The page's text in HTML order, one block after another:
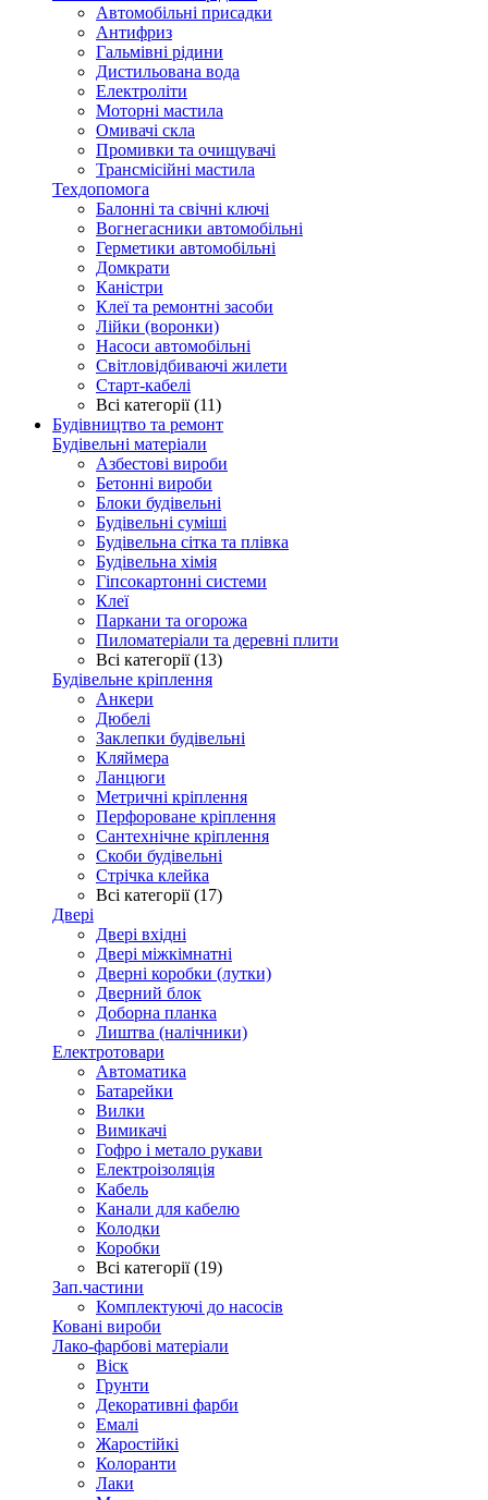
Автомобільні присадки
Антифриз
Гальмівні рідини
Дистильована вода
Електроліти
Моторні мастила
Омивачі скла
Промивки та очищувачі
Трансмісійні мастила
Техдопомога
Балонні та свічні ключі
Вогнегасники автомобільні
Герметики автомобільні
Домкрати
Каністри
Клеї та ремонтні засоби
Лійки (воронки)
Насоси автомобільні
Світловідбиваючі жилети
Старт-кабелі
Всі категорії (11)
Будівництво та ремонт
Будівельні матеріали
Азбестові вироби
Бетонні вироби
Блоки будівельні
Будівельні суміші
Будівельна сітка та плівка
Будівельна хімія
Гіпсокартонні системи
Клеї
Паркани та огорожа
Пиломатеріали та деревні плити
Всі категорії (13)
Будівельне кріплення
Анкери
Дюбелі
Заклепки будівельні
Кляймера
Ланцюги
Метричні кріплення
Перфороване кріплення
Сантехнічне кріплення
Скоби будівельні
Стрічка клейка
Всі категорії (17)
Двері
Двері вхідні
Двері міжкімнатні
Дверні коробки (лутки)
Дверний блок
Доборна планка
Лиштва (налічники)
Електротовари
Автоматика
Батарейки
Вилки
Вимикачі
Гофро і метало рукави
Електроізоляція
Кабель
Канали для кабелю
Колодки
Коробки
Всі категорії (19)
Зап.частини
Комплектуючі до насосів
Ковані вироби
Лако-фарбові матеріали
Віск
Грунти
Декоративні фарби
Емалі
Жаростійкі
Колоранти
Лаки